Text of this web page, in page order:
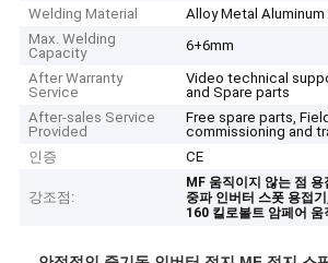
Welding Material
Alloy Metal
Max. Welding
Capacity
6+6mm
After Warranty
Service
Video technical
and Spare parts
After-sales Service
Provided
Free spare parts,
commissioning and
인증
CE
강조점:
MF 움직이지 않는 점 용
중파 인버터 스폿 용접기,
160 킬로볼트 암페어 움